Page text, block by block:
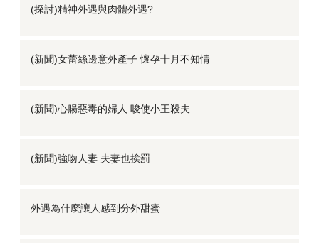
(探討)精神外遇與肉體外遇?
(新聞)女蕾絲邊意外產子 懷孕十月不知情
(新聞)心腸惡毒的婦人 唆使小王殺夫
(新聞)強吻人妻 夫妻也挨罰
外遇為什麼讓人感到分外甜蜜